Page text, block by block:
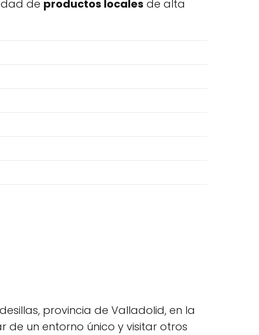
de productos locales de alta
provincia de Valladolid, en la
de un entorno único y visitar otros